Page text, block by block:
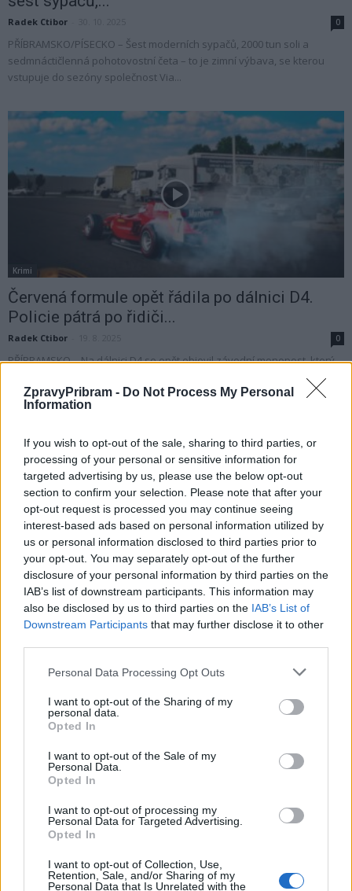
ZpravyPribram - Do Not Process My Personal
Information
If you wish to opt-out of the sale, sharing to third parties, or
processing of your personal or sensitive information for
targeted advertising by us, please use the below opt-out
section to confirm your selection. Please note that after your
opt-out request is processed you may continue seeing
interest-based ads based on personal information utilized by
us or personal information disclosed to third parties prior to
your opt-out. You may separately opt-out of the further
disclosure of your personal information by third parties on the
IAB’s list of downstream participants. This information may
also be disclosed by us to third parties on the IAB’s List of
Downstream Participants that may further disclose it to other
Personal Data Processing Opt Outs
I want to opt-out of the Sharing of my
personal data.
Opted In
I want to opt-out of the Sale of my
Personal Data.
Opted In
I want to opt-out of processing my
Personal Data for Targeted Advertising.
Opted In
I want to opt-out of Collection, Use,
Retention, Sale, and/or Sharing of my
Personal Data that Is Unrelated with the
Radek Ctibor 0
PŘÍBRAMSKO/PÍSECKO – Šest moderních sypačů, 2000 tun soli a
sedmnáctičlenná pohotovostní četa – to je zimní výbava, se kterou
vstupuje do sezóny společnost Via...
Krimi
Červená formule opět řádila po dálnici D4.
Policie pátrá po řidiči...
Radek Ctibor 0
PŘÍBRAMSKO – Na dálnici D4 se opět objevil závodní monopost, který
si zřejmě udělal tradiční „výlet“ mezi běžná vozidla. Stejný stroj už se
Zpravodajství
Dálnice D4 se otevřela dětem. Nahlédly do
zákulisí provozu i bezpečnosti
STŘEDNÍ/JIŽNÍ ČECHY - Dálnice D4, nejmodernější svého druhu v České
Středisko správy a...